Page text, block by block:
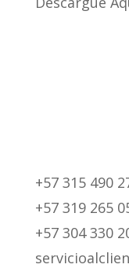
+57 315 490
+57 319 265
+57 304 330